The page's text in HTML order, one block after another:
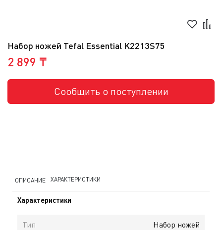
Набор ножей Tefal Essential K2213S75
2 899 ₸
Сообщить о поступлении
ОПИСАНИЕ ХАРАКТЕРИСТИКИ
Характеристики
Тип
Набор ножей